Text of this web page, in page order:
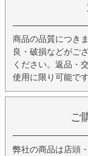
商品の品質につき
良・破損などがご
ください。返品・
使用に限り可能です
ご
弊社の商品は店頭